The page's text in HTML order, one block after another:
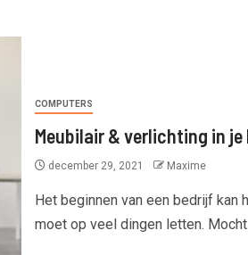
COMPUTERS
Meubilair & verlichting in
december 29, 2021 Maxime
Het beginnen van een bedrijf kan
moet op veel dingen letten.